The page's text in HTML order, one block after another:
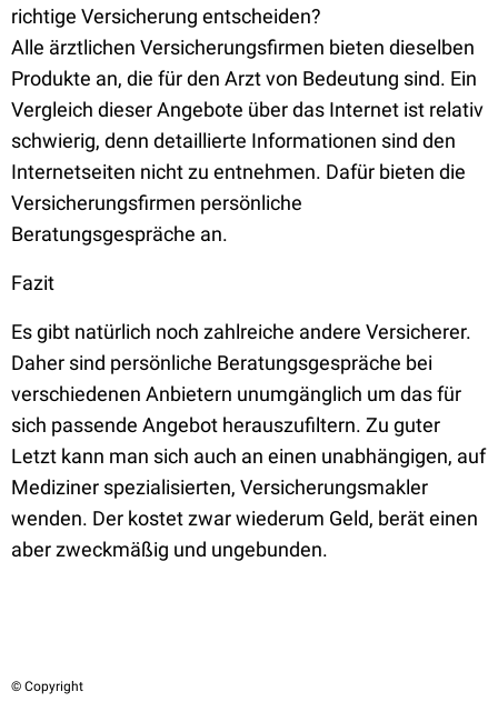
richtige Versicherung entscheiden?
Alle ärztlichen Versicherungsfirmen bieten dieselben
Produkte an, die für den Arzt von Bedeutung sind. Ein
Vergleich dieser Angebote über das Internet ist relativ
schwierig, denn detaillierte Informationen sind den
Internetseiten nicht zu entnehmen. Dafür bieten die
Versicherungsfirmen persönliche
Beratungsgespräche an.
Fazit
Es gibt natürlich noch zahlreiche andere Versicherer.
Daher sind persönliche Beratungsgespräche bei
verschiedenen Anbietern unumgänglich um das für
sich passende Angebot herauszufiltern. Zu guter
Letzt kann man sich auch an einen unabhängigen, auf
Mediziner spezialisierten, Versicherungsmakler
wenden. Der kostet zwar wiederum Geld, berät einen
aber zweckmäßig und ungebunden.
© Copyright